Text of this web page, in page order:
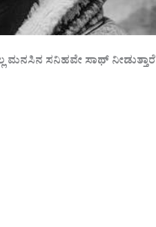
ಸನಿಹವೇ ಸಾಥ್ ನೀಡುತ್ತಾರೆ